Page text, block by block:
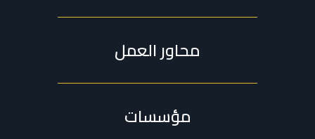
محاور العمل
مؤسسات